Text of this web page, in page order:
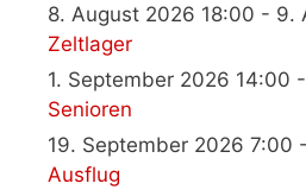
8. August 2026 18:00 - 9.
Zeltlager
1. September 2026 14:00
Senioren
19. September 2026 7:00
Ausflug